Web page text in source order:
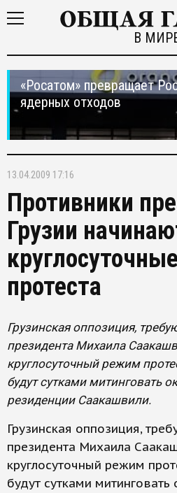
В
«Росатом» превращает
ядерных отходов
13.04.2009 17:16
Противники
Грузии
протеста
Грузинская оппозиция,
президента Михаила
круглосуточный режим
будут сутками митинговать
резиденции Саакашвили.
Грузинская оппозиция,
президента Михаила
круглосуточный режим
будут сутками митинговать